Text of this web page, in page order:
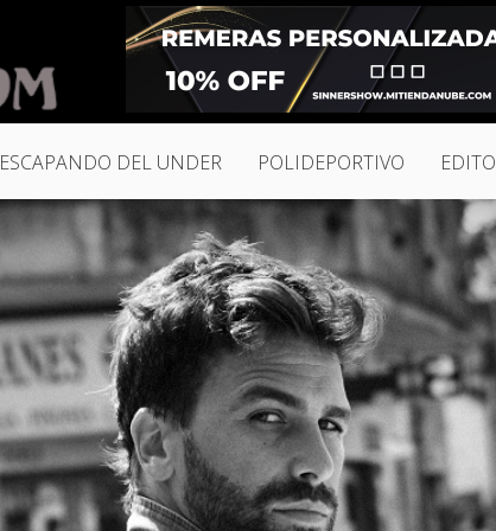
ESCAPANDO DEL UNDER POLIDEPORTIVO